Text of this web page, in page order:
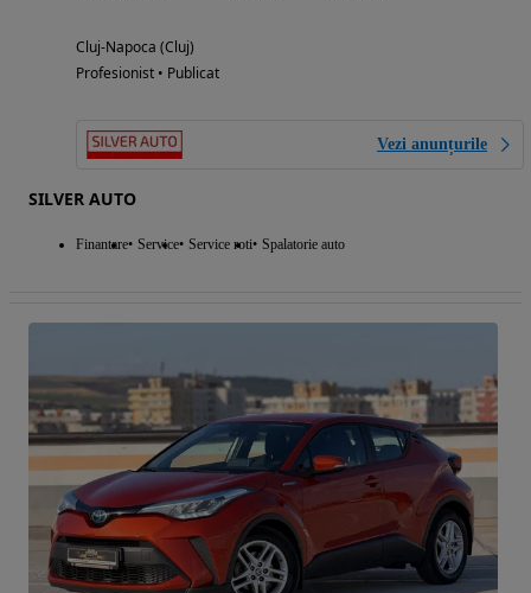
Cluj-Napoca (Cluj)
Profesionist • Publicat
Vezi anunțurile
SILVER AUTO
Finantare Service Service roti Spalatorie auto